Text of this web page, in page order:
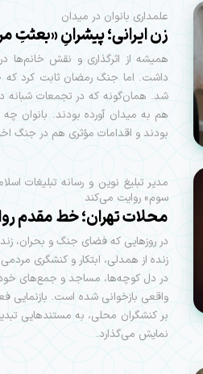
علمداری بانوان در میدان
زن ایرانی؛ پیشرانِ
همیشه از اثرگذاری و نقش
داشت. اما جنگ رمضان ثابت کرد که
شد. همان‌گونه که در تجمعات شبانه
هم به میدان آورده بودند. بانوان
بودند و اقدامات مؤثری هم در جنگ
مدیر تبلیغ نوین و رسانه تبلیغات
سوم» روایت می‌کند
محلات تهران؛ خط مقدم
در روزهایی که فضای جنگ و بحران،
زنده از همدلی، ابتکار و کنشگری
در دل کوچه‌ها، مساجد و جمع‌های
واقعی بازخوانی شده است. بازنمایی
بر کنشگران محلی، به مستندهایی
نمایش می‌گذارد.